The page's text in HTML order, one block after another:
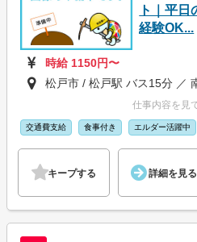
ト｜平
経験OK...
時給 1150円〜
松戸市 / 松戸駅 バス15分 ／
仕事内容を見
交通費支給 食事付き エルダー活躍中
キープする 詳細を見る